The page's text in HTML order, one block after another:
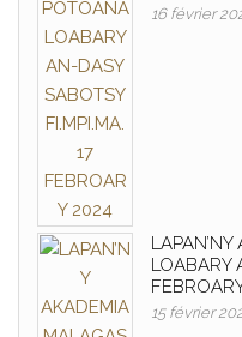
16 février
LOABARY
15 février